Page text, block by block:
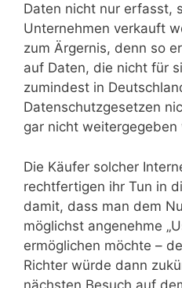
Daten nicht nur erfasst,
Unternehmen verkauft
zum Ärgernis, denn so
auf Daten, die nicht für
zumindest in
Datenschutzgesetzen
gar nicht
Die Käufer solcher
rechtfertigen ihr Tun in
damit, dass man dem
möglichst angenehme
ermöglichen möchte –
Richter würde dann
nächsten Besuch auf